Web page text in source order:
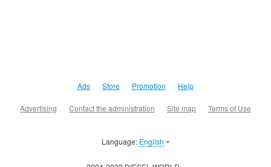
Ads Store Promotion Help
Advertising Contact the administration Site map Terms of Use
Language: English